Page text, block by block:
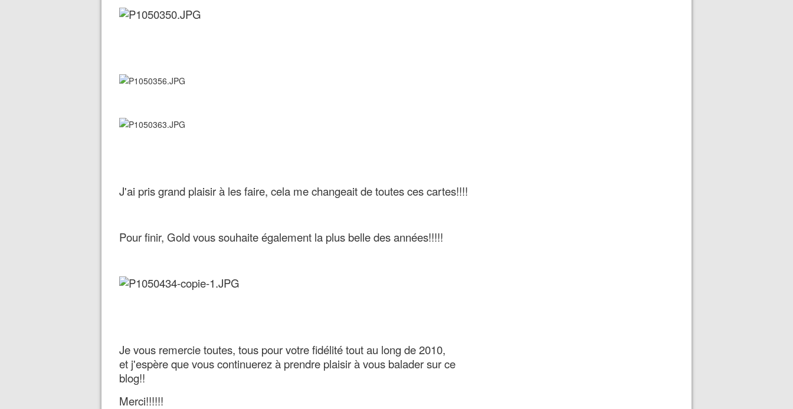
J'ai pris grand plaisir à les faire, cela me changeait de toutes ces cartes!!!!
Pour finir, Gold vous souhaite également la plus belle des années!!!!!
Je vous remercie toutes, tous pour votre fidélité tout au long de 2010,
et j'espère que vous continuerez à prendre plaisir à vous balader sur ce
blog!!
Merci!!!!!!